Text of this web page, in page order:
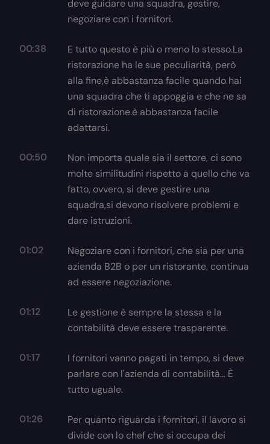
deve guidare una squadra, gestire,
negoziare con i fornitori.
00:38
E tutto questo è più o meno lo stesso.La
ristorazione ha le sue peculiarità, però
alla fine,è abbastanza facile quando hai
una squadra che ti appoggia e che ne sa
di ristorazione.è abbastanza facile
adattarsi.
00:50
Non importa quale sia il settore, ci sono
molte similitudini rispetto a quello che va
fatto, ovvero, si deve gestire una
squadra,si devono risolvere problemi e
dare istruzioni.
01:02
Negoziare con i fornitori, che sia per una
azienda B2B o per un ristorante, continua
ad essere negoziazione.
01:12
Le gestione è sempre la stessa e la
contabilità deve essere trasparente.
01:17
I fornitori vanno pagati in tempo, si deve
parlare con l'azienda di contabilità… È
tutto uguale.
01:26
Per quanto riguarda i fornitori, il lavoro si
divide con lo chef che si occupa dei